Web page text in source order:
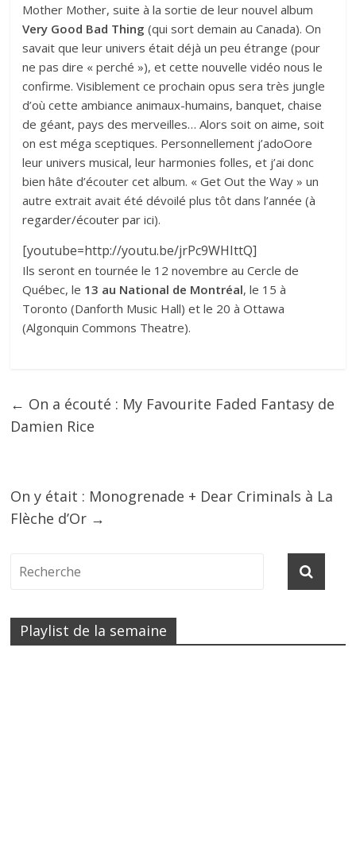
Mother Mother, suite à la sortie de leur nouvel album
Very Good Bad Thing (qui sort demain au Canada). On
savait que leur univers était déjà un peu étrange (pour
ne pas dire « perché »), et cette nouvelle vidéo nous le
confirme. Visiblement ce prochain opus sera très jungle
d’où cette ambiance animaux-humains, banquet, chaise
de géant, pays des merveilles… Alors soit on aime, soit
on est méga sceptiques. Personnellement j’adoOore
leur univers musical, leur harmonies folles, et j’ai donc
bien hâte d’écouter cet album. « Get Out the Way » un
autre extrait avait été dévoilé plus tôt dans l’année (à
regarder/écouter par ici).
[youtube=http://youtu.be/jrPc9WHIttQ]
Ils seront en tournée le 12 novembre au Cercle de
Québec, le 13 au National de Montréal, le 15 à
Toronto (Danforth Music Hall) et le 20 à Ottawa
(Algonquin Commons Theatre).
← On a écouté : My Favourite Faded Fantasy de
Damien Rice
On y était : Monogrenade + Dear Criminals à La
Flèche d’Or →
Playlist de la semaine